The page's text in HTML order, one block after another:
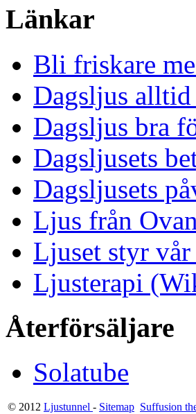
Länkar
Bli friskare
Dagsljus
Dagsljus bra
Dagsljusets
Dagsljusets
Ljus från Ovan
Ljuset styr
Ljusterapi
Återförsäljare
Solatube
© 2012 Ljustunnel - Sitemap Suffusion